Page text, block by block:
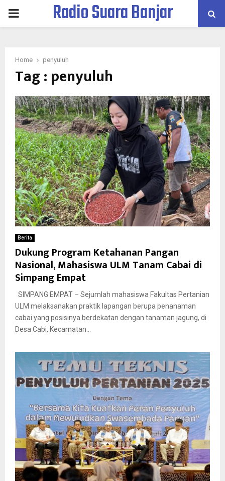
PRIMARYRadio Suara Banjar
Home penyuluh
Tag : penyuluh
Berita
Dukung Program Ketahanan Pangan
Nasional, Mahasiswa ULM Tanam Cabai di
Simpang Empat
SIMPANG EMPAT – Sejumlah mahasiswa Fakultas Pertanian
ULM melaksanakan praktik lapangan berupa penanaman
cabai yang posisinya berdekatan dengan tanaman jagung, di
Desa Cabi, Kecamatan...